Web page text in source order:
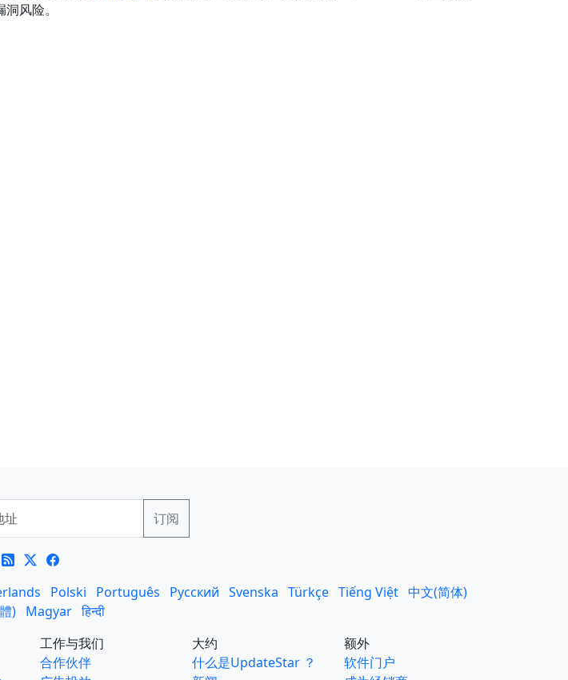
风险。
Polski Português Русский Svenska Türkçe Tiếng Việt 中文(简体)
)
Magyar हिन्दी
工作与我们
合作伙伴
大约
什么是UpdateStar ？
额外
软件门户